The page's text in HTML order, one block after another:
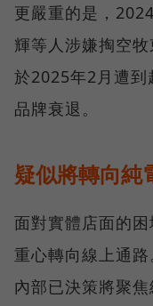
更嚴重的是，
輝等人涉嫌掏空
於2025年2月遭到
品牌衰退。
疑似將轉向純
面對實體店面的
重心轉向線上通
內部已決策將聚